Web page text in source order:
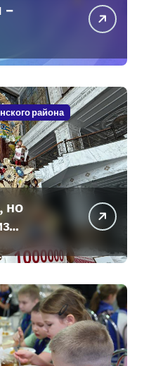
–
района
но
для